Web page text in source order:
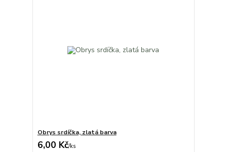
Obrys srdíčka, zlatá barva
6,00 Kč/ks